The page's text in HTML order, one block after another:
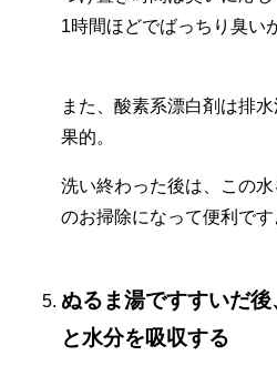
1時間ほどでばっちり臭い
また、酸素系漂白剤は排
果的。
洗い終わった後は、この
のお掃除になって便利です
ぬるま湯ですすいだ
と水分を吸収する